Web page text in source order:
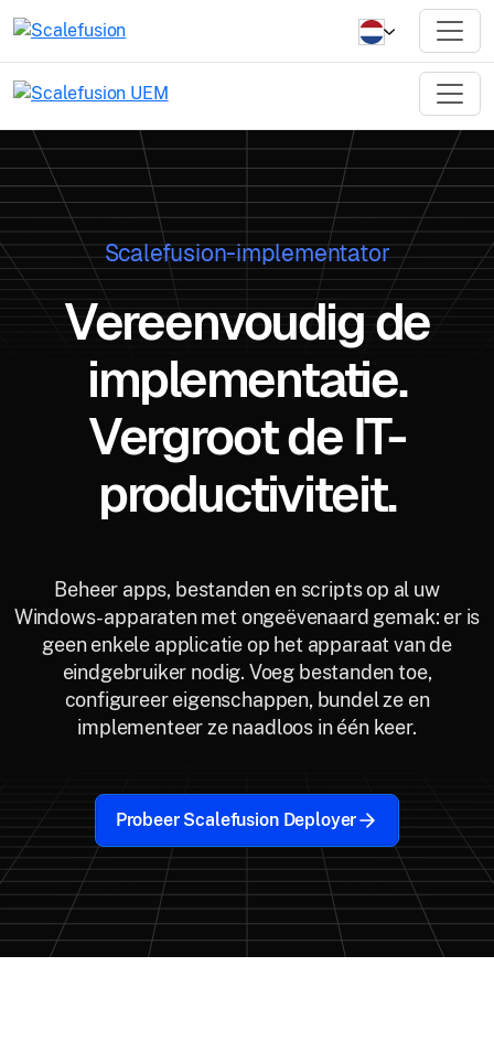
Scalefusion-implementator
Vereenvoudig de
implementatie.
Vergroot de IT-
productiviteit.
Beheer apps, bestanden en scripts op al uw
Windows-apparaten met ongeëvenaard gemak: er is
geen enkele applicatie op het apparaat van de
eindgebruiker nodig. Voeg bestanden toe,
configureer eigenschappen, bundel ze en
implementeer ze naadloos in één keer.
Probeer Scalefusion Deployer